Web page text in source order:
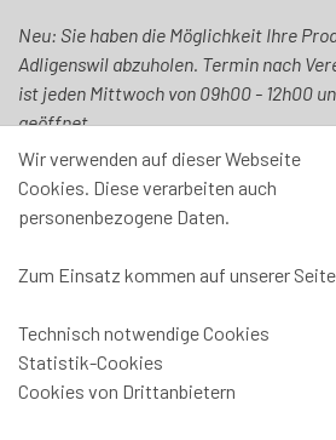
Neu: Sie haben die Möglichkeit Ihre
Adligenswil abzuholen. Termin nach
ist jeden Mittwoch von 09h00 - 12h00
geöffnet.
Datenschutz
Impressum
Wir verwenden auf dieser Webseite
Cookies. Diese verarbeiten auch
personenbezogene Daten.
Zum Einsatz kommen auf unserer
Technisch notwendige Cookies
Statistik-Cookies
Cookies von Drittanbietern